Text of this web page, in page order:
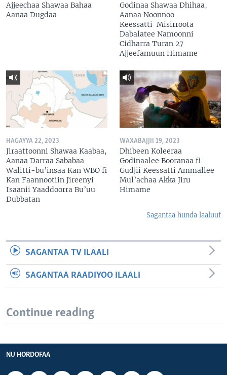
Ajjeechaa Shawaa Bahaa
Aanaa Dugdaa
Godinaa Shawaa Dhihaa,
Aanaa Noonnoo
Keessatti Misirroota
Dabalatee Namoonni
Cidharra Turan 27
Ajjeefamuun Himame
HAGAYYA 22, 2023
Jiraattoonni Shawaa Kaabaa,
Aanaa Darraa Sababaa
Walitti-bu’insaa Kan WBO fi
Kan Faannootiin Jireenyi
Isaanii Yaaddoorra Bu’uu
Dubbatan
WAXABAJJII 19, 2023
Dhibeen Koleeraa
Godinaalee Booranaa fi
Gudjii Keessatti Ammallee
Mul’achaa Akka Jiru
Himame
Sagantaa hunda laaluuf
SAGANTAA TV ILAALI
SAGANTAA RAADIYOO ILAALI
Continue reading
NU HORDOFAA